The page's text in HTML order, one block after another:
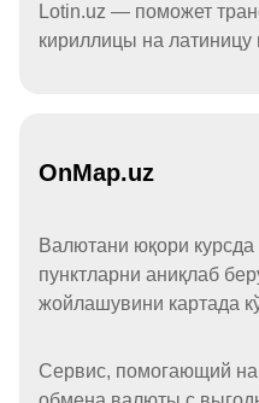
Lotin.uz — поможет
кириллицы на латиницу
OnMap.uz
Валютани юқори
пунктларни аниқлаб
жойлашувини картада
Сервис, помогающий